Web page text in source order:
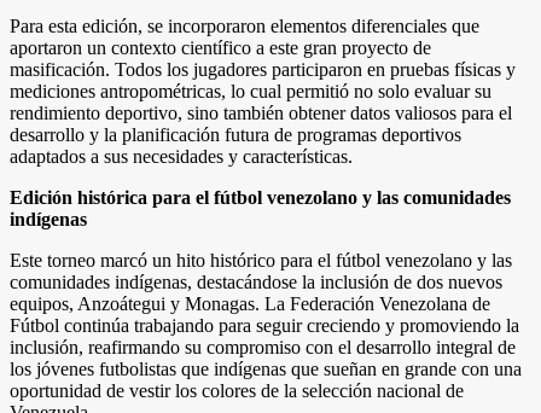
Para esta edición, se incorporaron elementos diferenciales que
aportaron un contexto científico a este gran proyecto de
masificación. Todos los jugadores participaron en pruebas físicas y
mediciones antropométricas, lo cual permitió no solo evaluar su
rendimiento deportivo, sino también obtener datos valiosos para el
desarrollo y la planificación futura de programas deportivos
adaptados a sus necesidades y características.
Edición histórica para el fútbol venezolano y las comunidades
indígenas
Este torneo marcó un hito histórico para el fútbol venezolano y las
comunidades indígenas, destacándose la inclusión de dos nuevos
equipos, Anzoátegui y Monagas. La Federación Venezolana de
Fútbol continúa trabajando para seguir creciendo y promoviendo la
inclusión, reafirmando su compromiso con el desarrollo integral de
los jóvenes futbolistas que indígenas que sueñan en grande con una
oportunidad de vestir los colores de la selección nacional de